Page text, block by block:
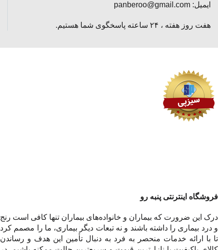
ایمیل: panberoo@gmail.com
هفت روز هفته ، ۲۴ ساعته پاسخگوی شما هستیم.
فروشگاه اینترنتی پنبه رو
درک این ضرورت که بیماران و خانواده‌های بیماران تنها کافی است رنج
و درد بیماری را داشته باشند و نه تبعات دیگر بیماری، ما را مصمم کرد
تا با ارائه خدمات منحصر به فرد به دنبال تأمین این هدف و رساندن